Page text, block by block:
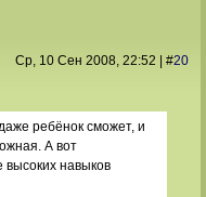
Ср, 10 Сен 2008, 22:52 #20
ребёнок сможет, и
А вот
высоких навыков